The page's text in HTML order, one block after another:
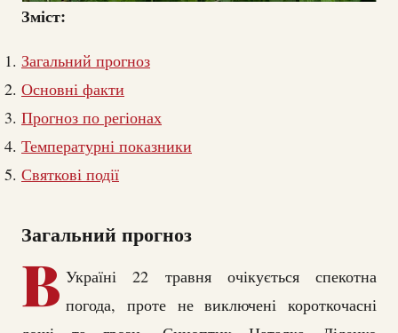
Зміст:
Загальний прогноз
Основні факти
Прогноз по регіонах
Температурні показники
Святкові події
Загальний прогноз
В Україні 22 травня очікується спекотна
погода, проте не виключені короткочасні